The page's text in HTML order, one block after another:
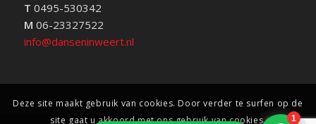
T 0495-530342
M 06-23327522
info@danseninweert.nl
Deze site maakt gebruik van cookies. Door verder te surfen op de
site gaat u akkoord met ons gebruik van cookies.